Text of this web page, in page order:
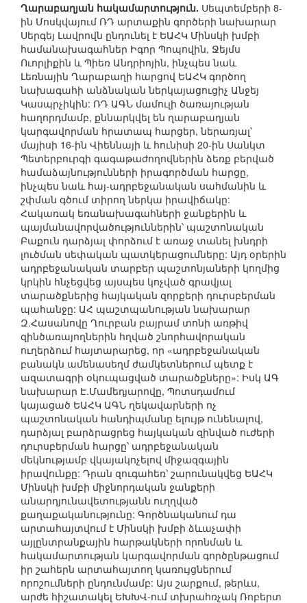
Ղարաբաղյան հակամարտություն. Սեպտեմբերի 8-
ին Մոսկվայում ՌԴ արտաքին գործերի նախարար
Սերգեյ Լավրովն ընդունել է ԵԱՀԿ Մինսկի խմբի
համանախագահներ Իգոր Պոպովին, Ջեյմս
Ուորլիքին և Պիեռ Անդրիոյին, ինչպես նաև
Լեռնային Ղարաբաղի հարցով ԵԱՀԿ գործող
նախագահի անձնական ներկայացուցիչ Անջեյ
Կասպրչիկին: ՌԴ ԱԳՆ մամուլի ծառայության
հաղորդմամբ, քննարկվել են ղարաբաղյան
կարգավորման հրատապ հարցեր, ներառյալ՝
մայիսի 16-ին Վիեննայի և հունիսի 20-ին Սանկտ
Պետերբուրգի գագաթաժողովներին ձեռք բերված
համաձայնությունների իրագործման հարցը,
ինչպես նաև հայ-ադրբեջանական սահմանին և
շփման գծում տիրող ներկա իրավիճակը:
Հակառակ եռանախագահների ջանքերին և
պայմանավորվածություններին՝ պաշտոնական
Բաքուն դարձյալ փորձում է առաջ տանել խնդրի
լուծման սեփական պատկերացումները: Այդ օրերին
ադրբեջանական տարբեր պաշտոնյաների կողմից
կրկին հնչեցվեց այսպես կոչված գրավյալ
տարածքներից հայկական զորքերի դուրսբերման
պահանջը: ԱՀ պաշտպանության նախարար
Զ.Հասանովը Ղուրբան բայրամ տոնի առթիվ
զինծառայողներին հղված շնորհավորական
ուղերձում հայտարարեց, որ «ադրբեջանական
բանակն ամենասեղմ ժամկետներում պետք է
ազատագրի օկուպացված տարածքները»: Իսկ ԱԳ
նախարար Է.Մամեդյարովը, Պոտսդամում
կայացած ԵԱՀԿ ԱԳՆ ղեկավարների ոչ
պաշտոնական հանդիպմանը ելույթ ունենալով,
դարձյալ բարձրացրեց հայկական զինված ուժերի
դուրսբերման հարցը՝ ադրբեջանական
մեկնությամբ վկայակոչելով միջազգային
իրավունքը: Դրան զուգահեռ՝ շարունակվեց ԵԱՀԿ
Մինսկի խմբի միջնորդական ջանքերի
անարդյունավետությանն ուղղված
քաղաքականությունը: Գործնականում դա
արտահայտվում է Մինսկի խմբի ձևաչափի
այլընտրանքային հարթակների որոնման և
հակամարտության կարգավորման գործընթացում
իր շահերն արտահայտող կառույցներում
որոշումների ընդունմամբ: Այս շարքում, թերևս,
արժե հիշատակել ԵԽԽՎ-ում տխրահռչակ Ռոբերտ